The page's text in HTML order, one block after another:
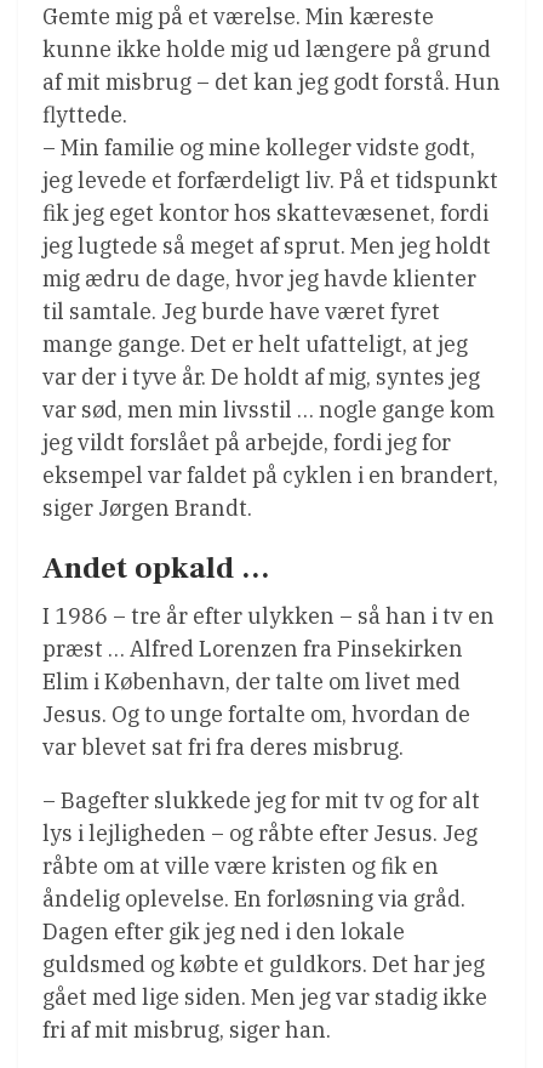
Gemte mig på et værelse. Min kæreste
kunne ikke holde mig ud længere på grund
af mit misbrug – det kan jeg godt forstå. Hun
flyttede.
– Min familie og mine kolleger vidste godt,
jeg levede et forfærdeligt liv. På et tidspunkt
fik jeg eget kontor hos skattevæsenet, fordi
jeg lugtede så meget af sprut. Men jeg holdt
mig ædru de dage, hvor jeg havde klienter
til samtale. Jeg burde have været fyret
mange gange. Det er helt ufatteligt, at jeg
var der i tyve år. De holdt af mig, syntes jeg
var sød, men min livsstil … nogle gange kom
jeg vildt forslået på arbejde, fordi jeg for
eksempel var faldet på cyklen i en brandert,
siger Jørgen Brandt.
Andet opkald …
I 1986 – tre år efter ulykken – så han i tv en
præst … Alfred Lorenzen fra Pinsekirken
Elim i København, der talte om livet med
Jesus. Og to unge fortalte om, hvordan de
var blevet sat fri fra deres misbrug.
– Bagefter slukkede jeg for mit tv og for alt
lys i lejligheden – og råbte efter Jesus. Jeg
råbte om at ville være kristen og fik en
åndelig oplevelse. En forløsning via gråd.
Dagen efter gik jeg ned i den lokale
guldsmed og købte et guldkors. Det har jeg
gået med lige siden. Men jeg var stadig ikke
fri af mit misbrug, siger han.